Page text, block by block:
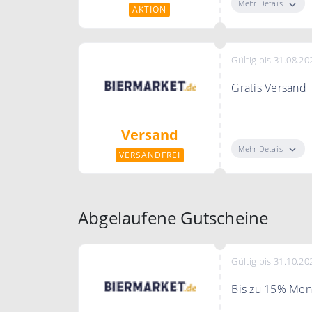
AKTION
Mehr Details
Versand
VERSANDFREI
Gültig bis
Gratis Versand
Mehr Details
Abgelaufene Gutscheine
Gültig bis
Bis zu 15%